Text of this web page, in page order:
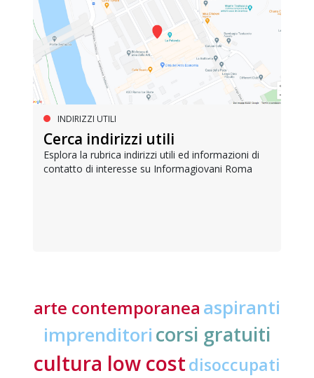
INDIRIZZI UTILI
Cerca indirizzi utili
Esplora la rubrica indirizzi utili ed informazioni di
contatto di interesse su Informagiovani Roma
arte contemporanea aspiranti
imprenditori corsi gratuiti
cultura low costdisoccupati